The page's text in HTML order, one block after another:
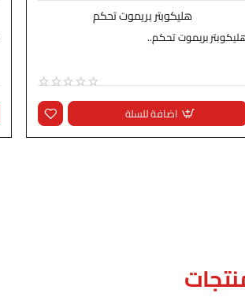
هليكوبتر بريموت تحكم
بريموت تحكم..
اضافة للسلة